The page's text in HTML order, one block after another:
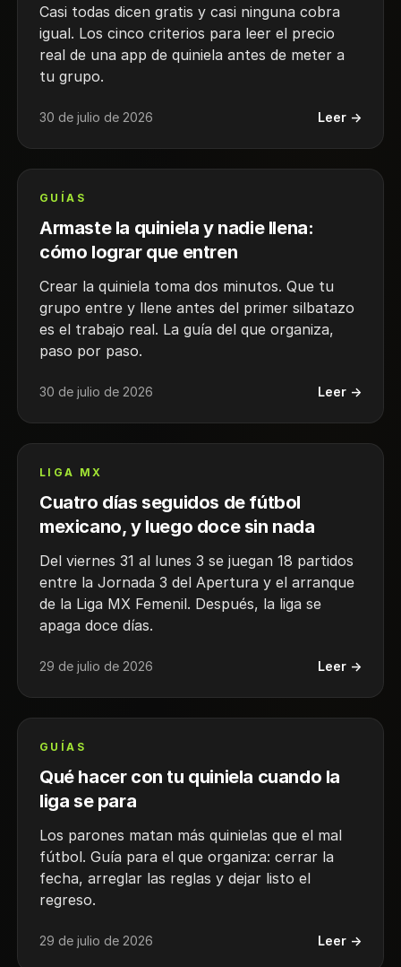
Casi todas dicen gratis y casi ninguna cobra
igual. Los cinco criterios para leer el precio
real de una app de quiniela antes de meter a
tu grupo.
30 de julio de 2026 Leer →
GUÍAS
Armaste la quiniela y nadie llena:
cómo lograr que entren
Crear la quiniela toma dos minutos. Que tu
grupo entre y llene antes del primer silbatazo
es el trabajo real. La guía del que organiza,
paso por paso.
30 de julio de 2026 Leer →
LIGA MX
Cuatro días seguidos de fútbol
mexicano, y luego doce sin nada
Del viernes 31 al lunes 3 se juegan 18 partidos
entre la Jornada 3 del Apertura y el arranque
de la Liga MX Femenil. Después, la liga se
apaga doce días.
29 de julio de 2026 Leer →
GUÍAS
Qué hacer con tu quiniela cuando la
liga se para
Los parones matan más quinielas que el mal
fútbol. Guía para el que organiza: cerrar la
fecha, arreglar las reglas y dejar listo el
regreso.
29 de julio de 2026 Leer →